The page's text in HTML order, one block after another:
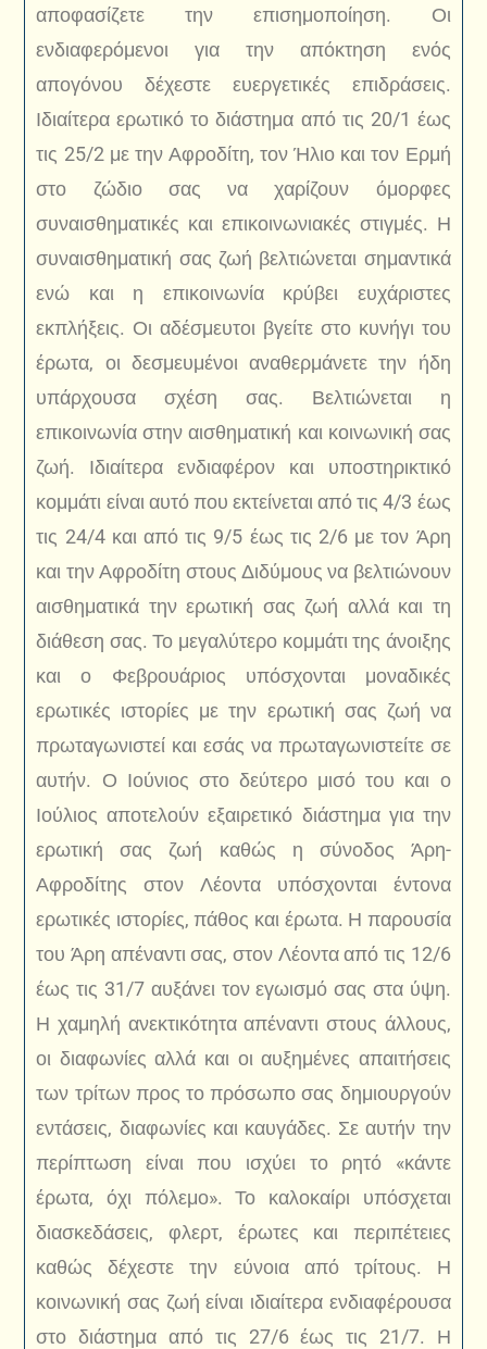
αποφασίζετε την επισημοποίηση. Οι
ενδιαφερόμενοι για την απόκτηση ενός
απογόνου δέχεστε ευεργετικές επιδράσεις.
Ιδιαίτερα ερωτικό το διάστημα από τις 20/1 έως
τις 25/2 με την Αφροδίτη, τον Ήλιο και τον Ερμή
στο ζώδιο σας να χαρίζουν όμορφες
συναισθηματικές και επικοινωνιακές στιγμές. Η
συναισθηματική σας ζωή βελτιώνεται σημαντικά
ενώ και η επικοινωνία κρύβει ευχάριστες
εκπλήξεις. Οι αδέσμευτοι βγείτε στο κυνήγι του
έρωτα, οι δεσμευμένοι αναθερμάνετε την ήδη
υπάρχουσα σχέση σας. Βελτιώνεται η
επικοινωνία στην αισθηματική και κοινωνική σας
ζωή. Ιδιαίτερα ενδιαφέρον και υποστηρικτικό
κομμάτι είναι αυτό που εκτείνεται από τις 4/3 έως
τις 24/4 και από τις 9/5 έως τις 2/6 με τον Άρη
και την Αφροδίτη στους Διδύμους να βελτιώνουν
αισθηματικά την ερωτική σας ζωή αλλά και τη
διάθεση σας. Το μεγαλύτερο κομμάτι της άνοιξης
και ο Φεβρουάριος υπόσχονται μοναδικές
ερωτικές ιστορίες με την ερωτική σας ζωή να
πρωταγωνιστεί και εσάς να πρωταγωνιστείτε σε
αυτήν. Ο Ιούνιος στο δεύτερο μισό του και ο
Ιούλιος αποτελούν εξαιρετικό διάστημα για την
ερωτική σας ζωή καθώς η σύνοδος Άρη-
Αφροδίτης στον Λέοντα υπόσχονται έντονα
ερωτικές ιστορίες, πάθος και έρωτα. Η παρουσία
του Άρη απέναντι σας, στον Λέοντα από τις 12/6
έως τις 31/7 αυξάνει τον εγωισμό σας στα ύψη.
Η χαμηλή ανεκτικότητα απέναντι στους άλλους,
οι διαφωνίες αλλά και οι αυξημένες απαιτήσεις
των τρίτων προς το πρόσωπο σας δημιουργούν
εντάσεις, διαφωνίες και καυγάδες. Σε αυτήν την
περίπτωση είναι που ισχύει το ρητό «κάντε
έρωτα, όχι πόλεμο». Το καλοκαίρι υπόσχεται
διασκεδάσεις, φλερτ, έρωτες και περιπέτειες
καθώς δέχεστε την εύνοια από τρίτους. Η
κοινωνική σας ζωή είναι ιδιαίτερα ενδιαφέρουσα
στο διάστημα από τις 27/6 έως τις 21/7. Η